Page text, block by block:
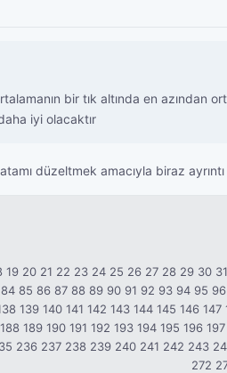
bir tık altında en azından
iyi olacaktır
düzeltmek amacıyla biraz
19 20 21 22 23 24 25 26 27 28 29 30 31
84 85 86 87 88 89 90 91 92 93 94 95 96
139 140 141 142 143 144 145 146 147
188 189 190 191 192 193 194 195 196 197
236 237 238 239 240 241 242 243
272